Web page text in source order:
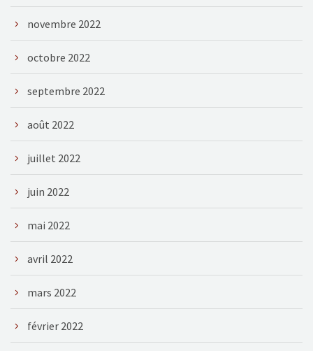
novembre 2022
octobre 2022
septembre 2022
août 2022
juillet 2022
juin 2022
mai 2022
avril 2022
mars 2022
février 2022